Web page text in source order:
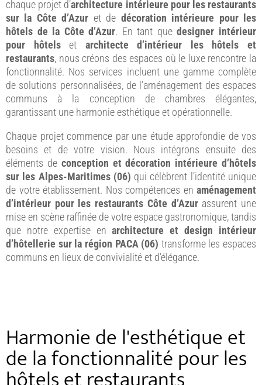
chaque projet d’architecture intérieure pour les restaurants
sur la Côte d’Azur et de décoration intérieure pour les
hôtels de la Côte d’Azur. En tant quedesigner intérieur
pour hôtels et architecte d’intérieur les hôtels et
restaurants, nous créons des espaces où le luxe rencontre la
fonctionnalité. Nos services incluent une gamme complète
de solutions personnalisées, de l’aménagement des espaces
communs à la conception de chambres élégantes,
garantissant une harmonie esthétique et opérationnelle.
Chaque projet commence par une étude approfondie de vos
besoins et de votre vision. Nous intégrons ensuite des
éléments de conception et décoration intérieure d’hôtels
sur les Alpes-Maritimes (06) qui célèbrent l’identité unique
de votre établissement. Nos compétences en aménagement
d’intérieur pour les restaurants Côte d’Azurassurent une
mise en scène raffinée de votre espace gastronomique, tandis
que notre expertise enarchitecture et design intérieur
d’hôtellerie sur la région PACA (06) transforme les espaces
communs en lieux de convivialité et d’élégance.
Harmonie de l'esthétique et
de la fonctionnalité pour les